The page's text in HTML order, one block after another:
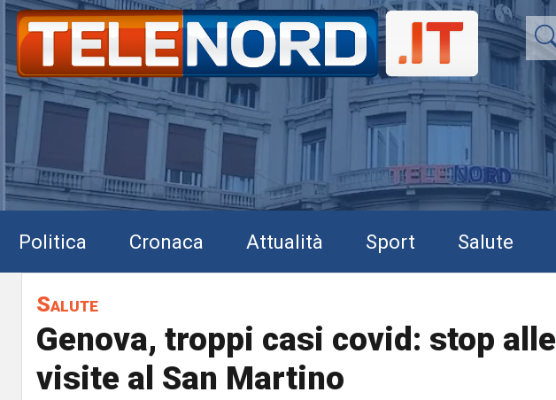
Politica Cronaca Attualità Sport Salute
Salute
Genova, troppi casi covid: stop alle
visite al San Martino